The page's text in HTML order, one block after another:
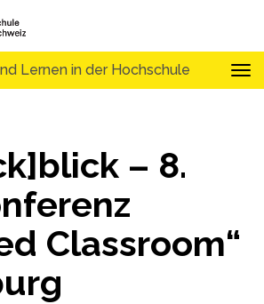
Lernen in der Hochschule
– 8.
Classroom“